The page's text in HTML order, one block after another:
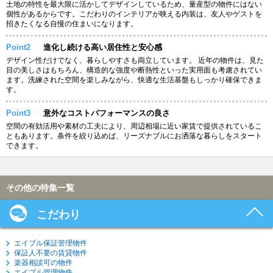
土地の特性を最大限に活かしてデザインしているため、量産型の物件にはない
個性があるからです。こだわりのインテリアが映える内装は、友人やゲストを
招きたくなる自慢の住まいになります。
Point2 進化し続ける高い居住性と安心感
デザイン性だけでなく、暮らしやすさも両立しています。 近年の物件は、見た
目の美しさはもちろん、構造的な強度や断熱性といった実用面も考慮されてい
ます。洗練された空間を楽しみながら、快適な生活基盤もしっかり確保できま
す。
Point3 意外なコストパフォーマンスの良さ
空間の有効活用や素材の工夫により、周辺相場に近い家賃で提供されているこ
ともあります。条件を絞り込めば、リーズナブルにお洒落な暮らしをスタート
できます。
その他の特集一覧
こだわり
エイブル保証管理物件
保証人不要の賃貸物件
楽器相談可の物件